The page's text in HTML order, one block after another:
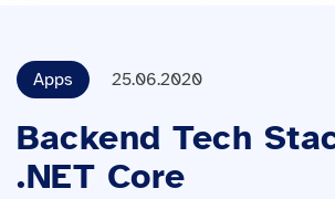
Apps 25.06.2020
Backend Tech
.NET Core